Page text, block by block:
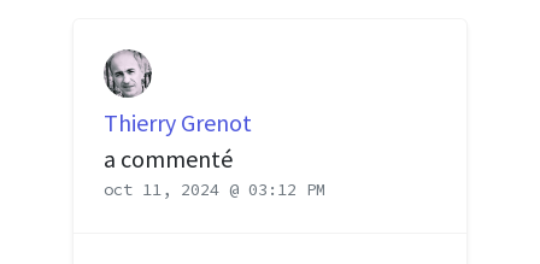
Thierry Grenot
a commenté
oct 11, 2024 @ 03:12 PM